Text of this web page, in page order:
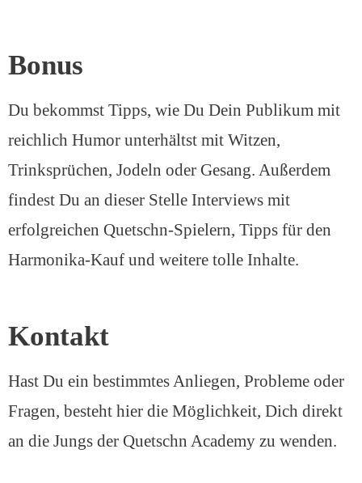
Bonus
Du bekommst Tipps, wie Du Dein Publikum mit
reichlich Humor unterhältst mit Witzen,
Trinksprüchen, Jodeln oder Gesang. Außerdem
findest Du an dieser Stelle Interviews mit
erfolgreichen Quetschn-Spielern, Tipps für den
Harmonika-Kauf und weitere tolle Inhalte.
Kontakt
Hast Du ein bestimmtes Anliegen, Probleme oder
Fragen, besteht hier die Möglichkeit, Dich direkt
an die Jungs der Quetschn Academy zu wenden.